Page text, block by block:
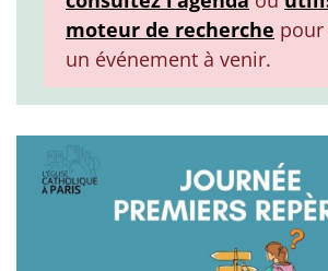
moteur de recherche
un événement à venir.